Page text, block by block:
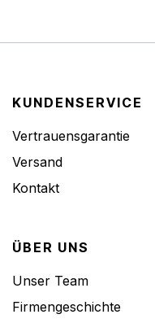
KUNDENSERVICE
Vertrauensgarantie
Versand
Kontakt
ÜBER UNS
Unser Team
Firmengeschichte